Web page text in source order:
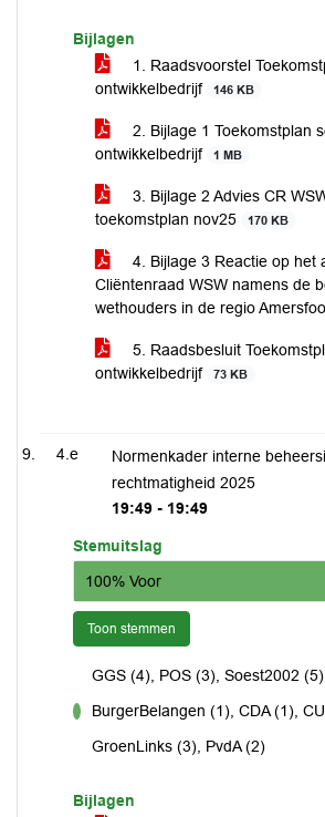
Bijlagen
1. Raadsvoorstel
ontwikkelbedrijf
146 KB
2. Bijlage 1 Toekomstplan
ontwikkelbedrijf
1 MB
3. Bijlage 2 Advies CR
toekomstplan nov25
170 KB
4. Bijlage 3 Reactie op het
Cliëntenraad WSW namens de
wethouders in de regio
5. Raadsbesluit
ontwikkelbedrijf
73 KB
4.e
Normenkader interne
rechtmatigheid 2025
19:49 - 19:49
Stemuitslag
100% Voor
Toon stemmen
GGS (4), POS (3), Soest2002
BurgerBelangen (1), CDA (1),
GroenLinks (3), PvdA (2)
Bijlagen